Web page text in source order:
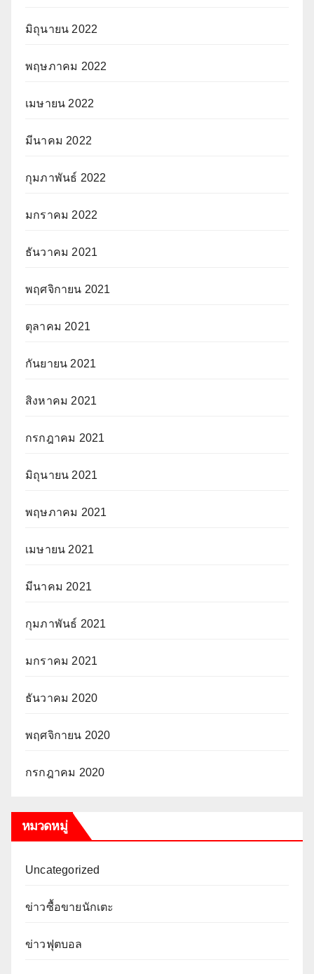
มิถุนายน 2022
พฤษภาคม 2022
เมษายน 2022
มีนาคม 2022
กุมภาพันธ์ 2022
มกราคม 2022
ธันวาคม 2021
พฤศจิกายน 2021
ตุลาคม 2021
กันยายน 2021
สิงหาคม 2021
กรกฎาคม 2021
มิถุนายน 2021
พฤษภาคม 2021
เมษายน 2021
มีนาคม 2021
กุมภาพันธ์ 2021
มกราคม 2021
ธันวาคม 2020
พฤศจิกายน 2020
กรกฎาคม 2020
หมวดหมู่
Uncategorized
ข่าวซื้อขายนักเตะ
ข่าวฟุตบอล